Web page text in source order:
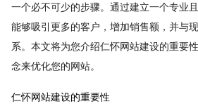
一个必不可少的步骤。通过建立一个专业
能够吸引更多的客户，增加销售额，并与
系。本文将为您介绍仁怀网站建设的重要
念来优化您的网站。
仁怀网站建设的重要性